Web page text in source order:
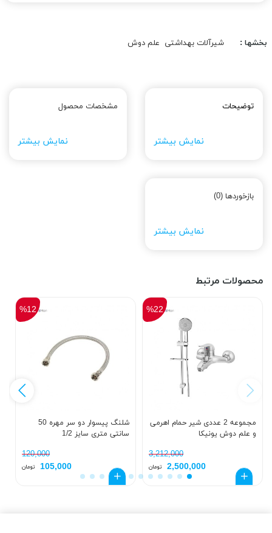
بخشها : شیرآلات بهداشتی علم دوش
توضیحات
نمایش بیشتر
مشخصات محصول
نمایش بیشتر
بازخوردها (0)
نمایش بیشتر
محصولات مرتبط
مجموعه 2 عددی شیر حمام اهرمی
و علم دوش یونیکا
3,212,000
%22
2,500,000 تومان
شلنگ پیسوار دو سر مهره 50
سانتی متری سایز 1/2
120,000
%12
105,000 تومان